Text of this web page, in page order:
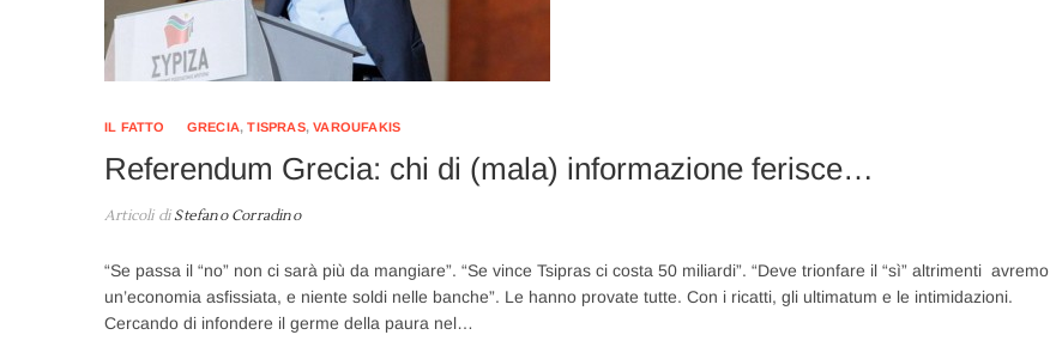
IL FATTO GRECIA,TISPRAS,VAROUFAKIS
Referendum Grecia: chi di (mala) informazione ferisce…
Articoli diStefano Corradino
“Se passa il “no” non ci sarà più da mangiare”. “Se vince Tsipras ci costa 50 miliardi”. “Deve trionfare il “sì” altrimenti avremo
un’economia asfissiata, e niente soldi nelle banche”. Le hanno provate tutte. Con i ricatti, gli ultimatum e le intimidazioni.
Cercando di infondere il germe della paura nel…